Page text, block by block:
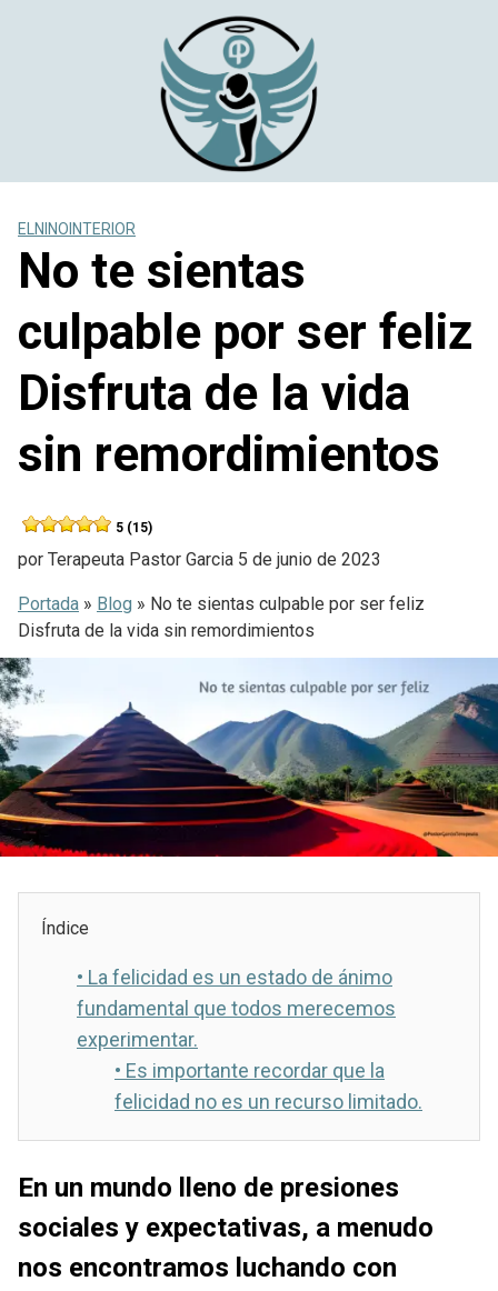
ELNINOINTERIOR
No te sientas
culpable por ser feliz
Disfruta de la vida
sin remordimientos
5 (15)
por Terapeuta Pastor Garcia 5 de junio de 2023
Portada » Blog » No te sientas culpable por ser feliz
Disfruta de la vida sin remordimientos
Índice
• La felicidad es un estado de ánimo
fundamental que todos merecemos
experimentar.
• Es importante recordar que la
felicidad no es un recurso limitado.
En un mundo lleno de presiones
sociales y expectativas, a menudo
nos encontramos luchando con